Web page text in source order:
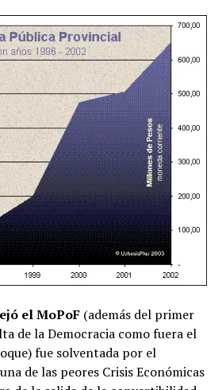
el MoPoF(además del primer
de la Democracia como fuera el
fue solventada por el
de las peores Crisis Económicas